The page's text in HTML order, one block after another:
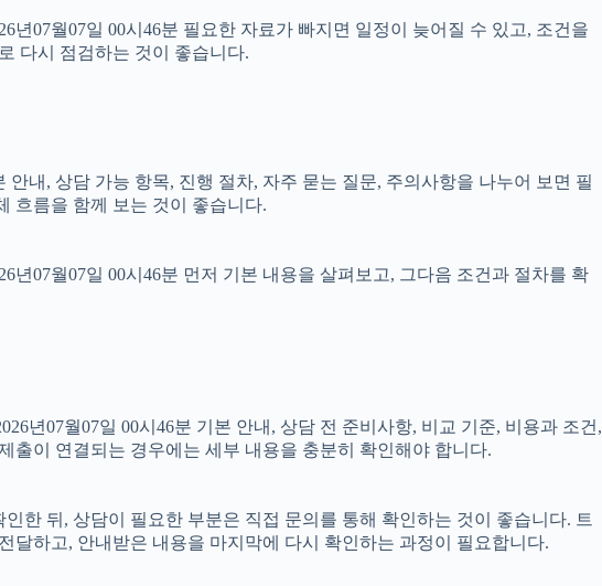
07월07일 00시46분 필요한 자료가 빠지면 일정이 늦어질 수 있고, 조건을
다시 점검하는 것이 좋습니다.
내, 상담 가능 항목, 진행 절차, 자주 묻는 질문, 주의사항을 나누어 보면 필
흐름을 함께 보는 것이 좋습니다.
07월07일 00시46분 먼저 기본 내용을 살펴보고, 그다음 조건과 절차를 확
년07월07일 00시46분 기본 안내, 상담 전 준비사항, 비교 기준, 비용과 조건,
출이 연결되는 경우에는 세부 내용을 충분히 확인해야 합니다.
한 뒤, 상담이 필요한 부분은 직접 문의를 통해 확인하는 것이 좋습니다. 트
하고, 안내받은 내용을 마지막에 다시 확인하는 과정이 필요합니다.